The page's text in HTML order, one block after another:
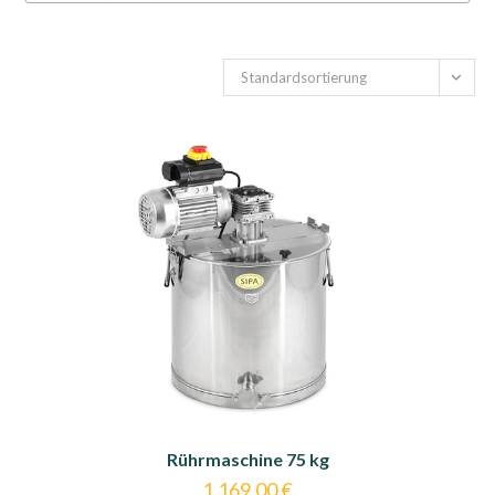
Standardsortierung
Rührmaschine 75 kg
1.169,00€